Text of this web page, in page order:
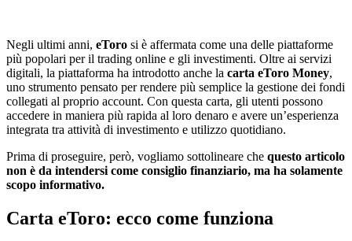
Negli ultimi anni, eToro si è affermata come una delle piattaforme
più popolari per il trading online e gli investimenti. Oltre ai servizi
digitali, la piattaforma ha introdotto anche la carta eToro Money,
uno strumento pensato per rendere più semplice la gestione dei fondi
collegati al proprio account. Con questa carta, gli utenti possono
accedere in maniera più rapida al loro denaro e avere un’esperienza
integrata tra attività di investimento e utilizzo quotidiano.
Prima di proseguire, però, vogliamo sottolineare che questo articolo
non è da intendersi come consiglio finanziario, ma ha solamente
scopo informativo.
Carta eToro: ecco come funziona